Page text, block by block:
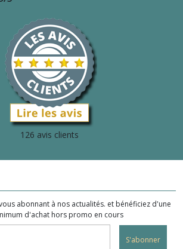
126 avis clients
abonnant à nos actualités. et bénéficiez d'une
d'achat hors promo en cours
S'abonner